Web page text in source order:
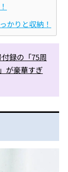
かりと収納！
録の「75周
が豪華すぎ